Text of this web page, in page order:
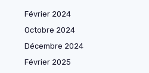
Février 2024
Octobre 2024
Décembre 2024
Février 2025